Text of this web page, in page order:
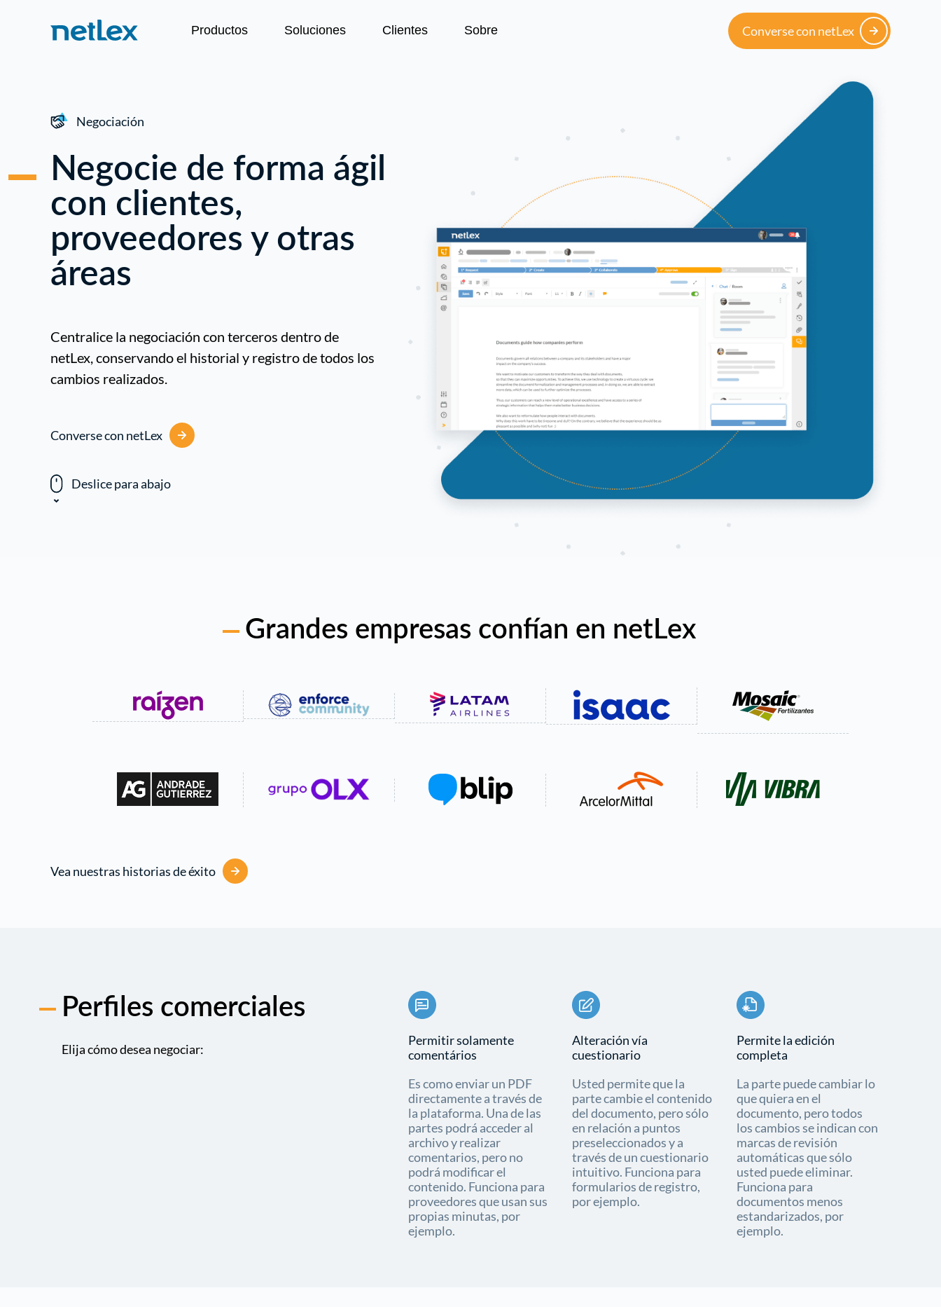
Productos Soluciones Clientes Sobre Converse con netLex
Negociación
Negocie de forma ágil
con clientes,
proveedores y otras
áreas
Centralice la negociación con terceros dentro de
netLex, conservando el historial y registro de todos los
cambios realizados.
Converse con netLex
Deslice para abajo
Grandes empresas confían en netLex
Vea nuestras historias de éxito
Perfiles comerciales
Elija cómo desea negociar:
Permitir solamente
comentários
Es como enviar un PDF
directamente a través de
la plataforma. Una de las
partes podrá acceder al
archivo y realizar
comentarios, pero no
podrá modificar el
contenido. Funciona para
proveedores que usan sus
propias minutas, por
ejemplo.
Alteración vía
cuestionario
Usted permite que la
parte cambie el contenido
del documento, pero sólo
en relación a puntos
preseleccionados y a
través de un cuestionario
intuitivo. Funciona para
formularios de registro,
por ejemplo.
Permite la edición
completa
La parte puede cambiar lo
que quiera en el
documento, pero todos
los cambios se indican con
marcas de revisión
automáticas que sólo
usted puede eliminar.
Funciona para
documentos menos
estandarizados, por
ejemplo.